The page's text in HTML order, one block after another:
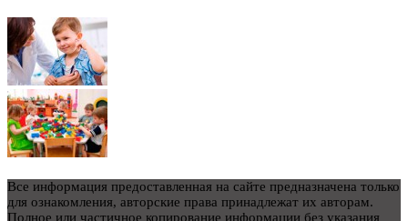
Все информация предоставленная на сайте предназначена только
для ознакомления, авторские права принадлежат их авторам.
Полное или частичное копирование информации без указания